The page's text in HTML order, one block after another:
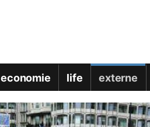
economie life externe